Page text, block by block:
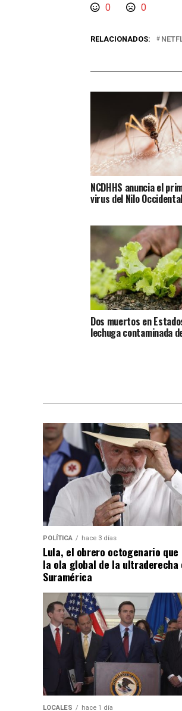
0 0
RELACIONADOS:
NCDHHS anuncia el
virus del Nilo
Dos muertos en
lechuga contaminada
POLÍTICA hace 3 días
Lula, el obrero octogenario
la ola global de la ultraderecha
Suramérica
LOCALES hace 1 día